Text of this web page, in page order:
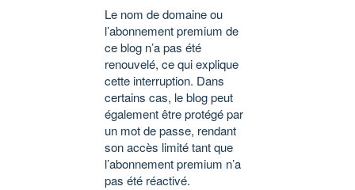
Le nom de domaine ou
l’abonnement premium de
ce blog n’a pas été
renouvelé, ce qui explique
cette interruption. Dans
certains cas, le blog peut
également être protégé par
un mot de passe, rendant
son accès limité tant que
l’abonnement premium n’a
pas été réactivé.